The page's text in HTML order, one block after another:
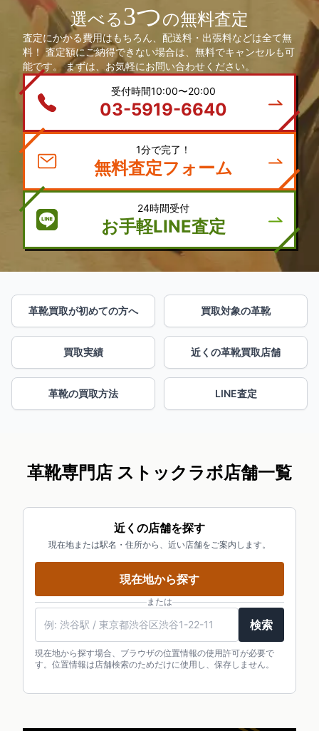
選べる3つの無料査定
査定にかかる費用はもちろん、配送料・出張料などは全て無
料！ 査定額にご納得できない場合は、無料でキャンセルも可
能です。 まずは、お気軽にお問い合わせください。
受付時間10:00〜20:00
03-5919-6640
1分で完了！
無料査定フォーム
24時間受付
お手軽LINE査定
革靴買取が初めての方へ 買取対象の革靴
買取実績 近くの革靴買取店舗
革靴の買取方法 LINE査定
革靴専門店 ストックラボ店舗一覧
近くの店舗を探す
現在地または駅名・住所から、近い店舗をご案内します。
現在地から探す
または
検索
現在地から探す場合、ブラウザの位置情報の使用許可が必要で
す。位置情報は店舗検索のためだけに使用し、保存しません。